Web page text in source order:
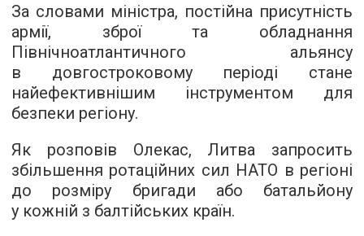
За словами міністра, постійна присутність
армії, зброї та обладнання
Північноатлантичного альянсу
в довгостроковому періоді стане
найефективнішим інструментом для
безпеки регіону.
Як розповів Олекас, Литва запросить
збільшення ротаційних сил НАТО в регіоні
до розміру бригади або батальйону
у кожній з балтійських країн.